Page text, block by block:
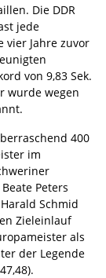
Die DDR
jede
vier Jahre zuvor
von 9,83 Sek.
wurde wegen
400
im
Peters
Schmid
Zieleinlauf
als
der Legende